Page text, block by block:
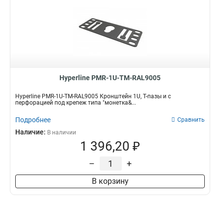
Hyperline PMR-1U-TM-RAL9005
Hyperline PMR-1U-TM-RAL9005 Кронштейн 1U, Т-пазы и с
перфорацией под крепеж типа "монетка&...
Подробнее Сравнить
Наличие: В наличии
1 396,20 ₽
– +
В корзину